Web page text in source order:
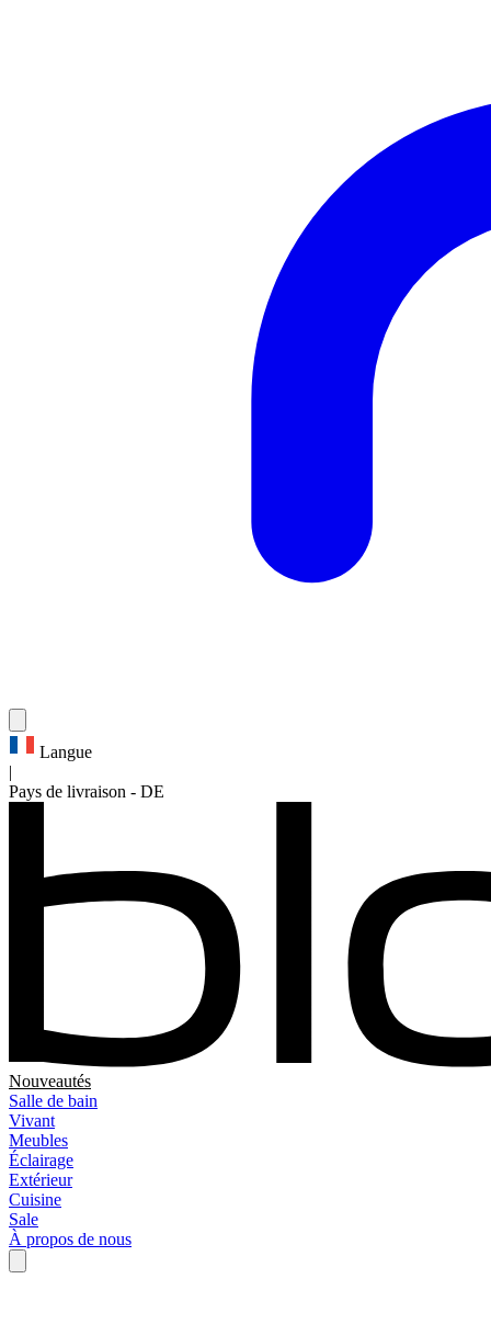
Langue
Pays de livraison - DE
Nouveautés
Salle de bain
Vivant
Meubles
Éclairage
Extérieur
Cuisine
Sale
À propos de nous